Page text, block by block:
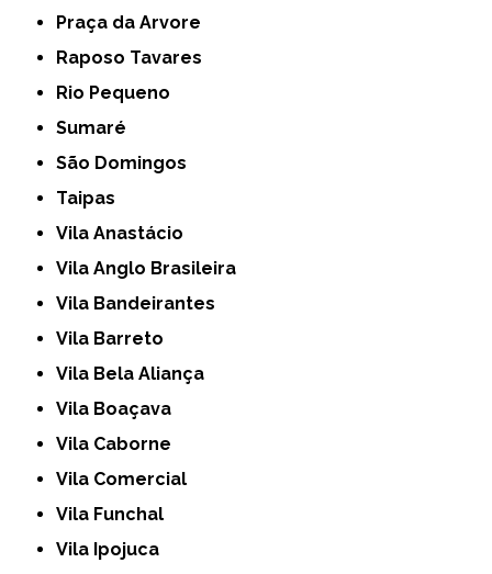
Praça da Arvore
Raposo Tavares
Rio Pequeno
Sumaré
São Domingos
Taipas
Vila Anastácio
Vila Anglo Brasileira
Vila Bandeirantes
Vila Barreto
Vila Bela Aliança
Vila Boaçava
Vila Caborne
Vila Comercial
Vila Funchal
Vila Ipojuca